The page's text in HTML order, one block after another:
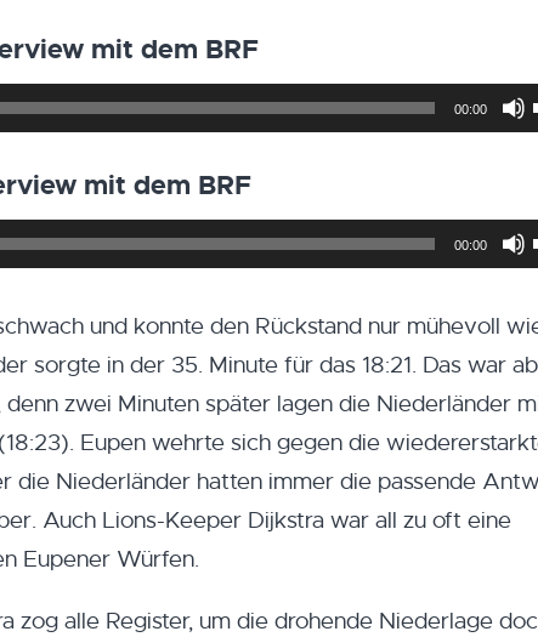
mit dem BRF
00:00
mit dem BRF
00:00
und konnte den Rückstand nur mühevoll
sorgte in der 35. Minute für das 18:21. Das war
zwei Minuten später lagen die Niederländer
Eupen wehrte sich gegen die
die Niederländer hatten immer die passende
Auch Lions-Keeper Dijkstra war all zu oft eine
Eupener Würfen.
zog alle Register, um die drohende Niederlage